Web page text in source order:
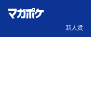
新人賞